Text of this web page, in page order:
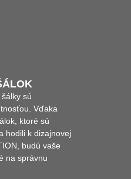
sú
Vďaka
ktoré sú
hodili k dizajnovej
budú vaše
na správnu